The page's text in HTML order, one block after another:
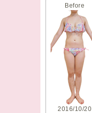
Before
2016/10/20